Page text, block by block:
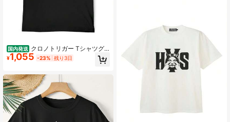
国内発送 クロノトリガー Tシャツグ
ラフィックシャツ高級デザイナー T
シャツマングラフィック tシャツ無地
¥1,055 -23% 残り3日